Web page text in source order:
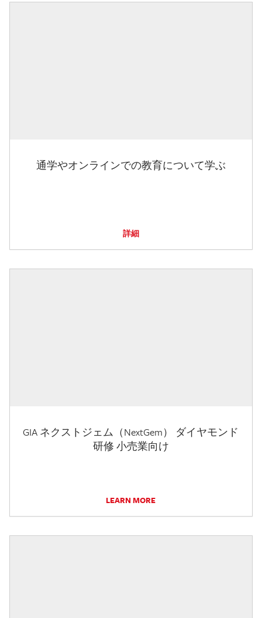
通学やオンラインでの教育について学ぶ
詳細
GIA ネクストジェム（NextGem） ダイヤモンド
研修 小売業向け
LEARN MORE